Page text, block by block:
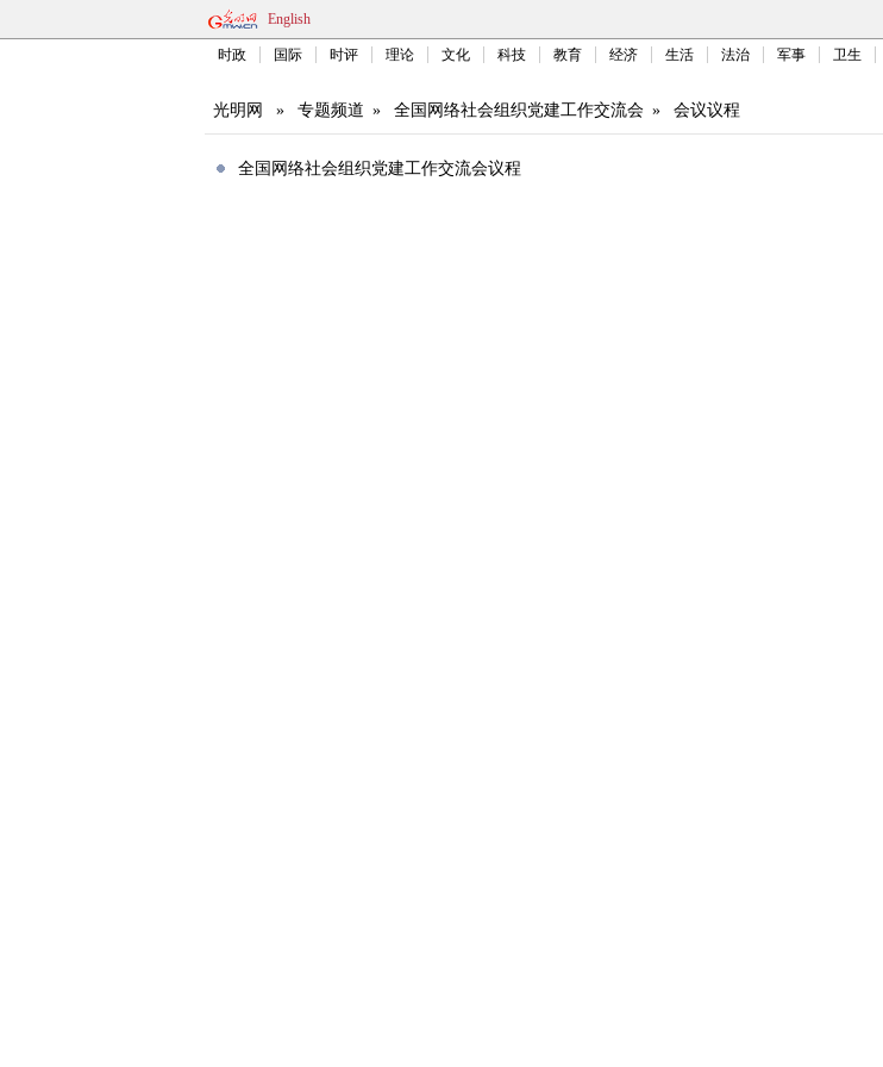
English
时政 国际 时评 理论 文化 科技 教育 经济 生活 法治 军事 卫生
光明网 » 专题频道 » 全国网络社会组织党建工作交流会 » 会议议程
全国网络社会组织党建工作交流会议程